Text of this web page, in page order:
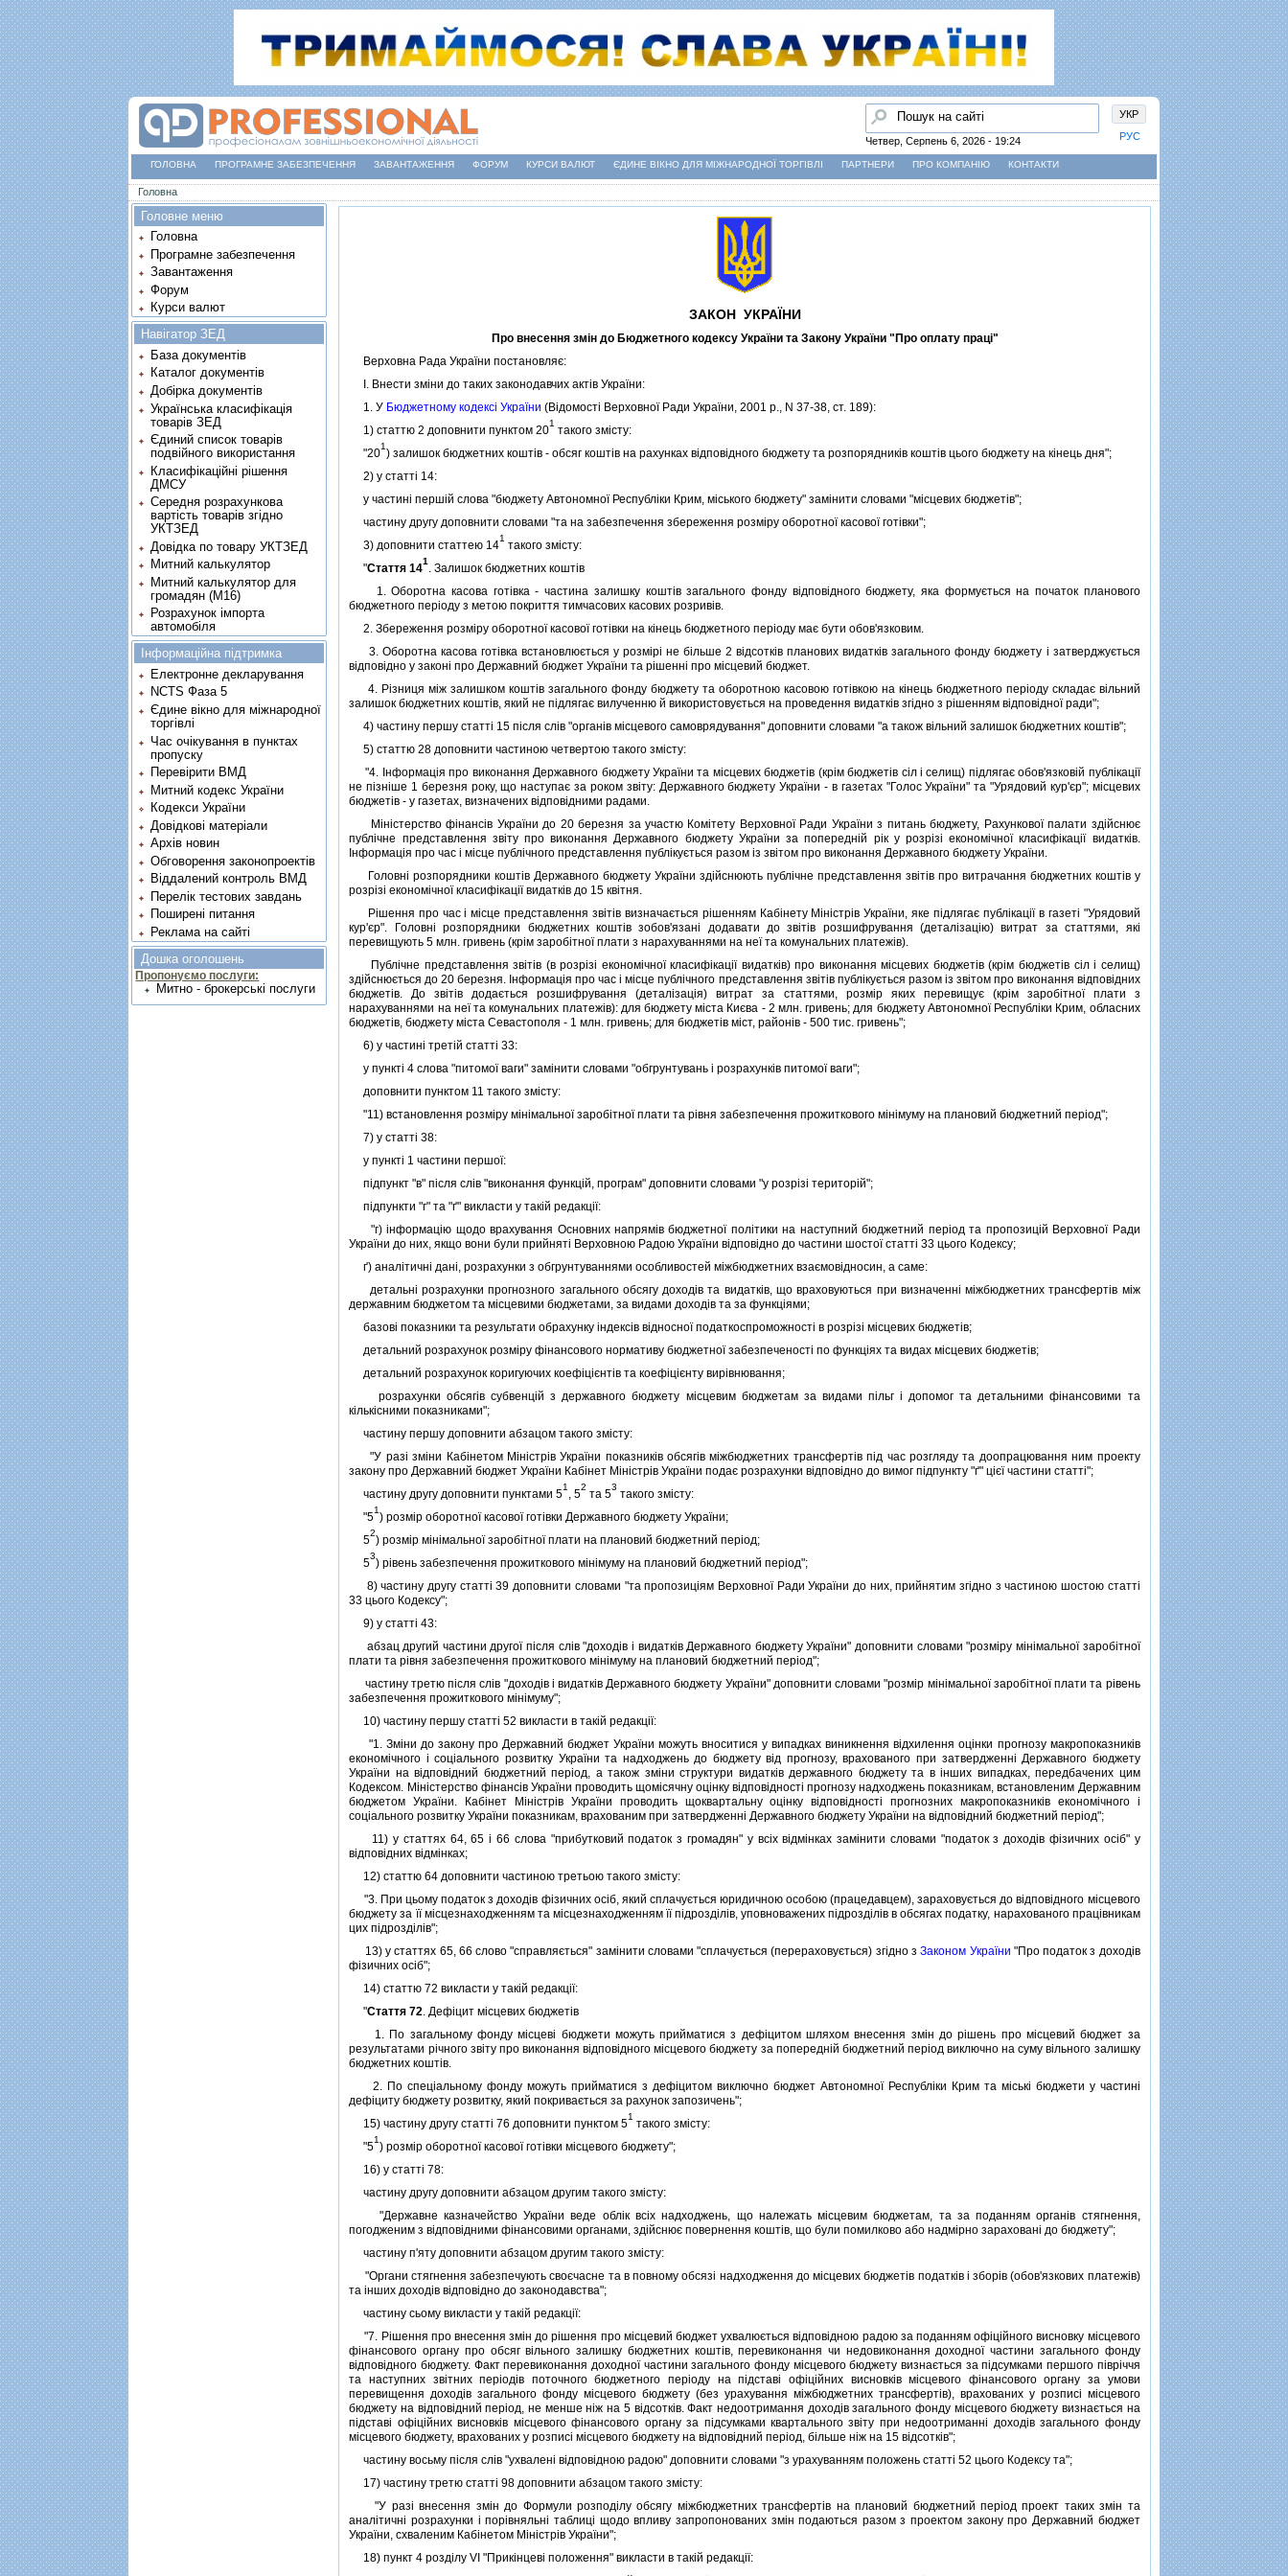
УКР
РУС
Пошук
Четвер, Серпень 6, 2026 - 19:24
ГОЛОВНА ПРОГРАМНЕ ЗАБЕЗПЕЧЕННЯ ЗАВАНТАЖЕННЯ ФОРУМ КУРСИ ВАЛЮТ ЄДИНЕ ВІКНО ДЛЯ МІЖНАРОДНОЇ ТОРГІВЛІ ПАРТНЕРИ ПРО КОМПАНІЮ КОНТАКТИ
Ви є тут
Головна
ЗАКОН УКРАЇНИ
Про внесення змiн до Бюджетного кодексу України та Закону України "Про оплату працi"
Верховна Рада України постановляє:
I. Внести змiни до таких законодавчих актiв України:
1. У Бюджетному кодексi України (Вiдомостi Верховної Ради України, 2001 р., N 37-38, ст. 189):
1) статтю 2 доповнити пунктом 20
1
такого змiсту:
"20
1
) залишок бюджетних коштiв - обсяг коштiв на рахунках вiдповiдного бюджету та розпорядникiв коштiв цього бюджету на кiнець дня";
2) у статтi 14:
у частинi першiй слова "бюджету Автономної Республiки Крим, мiського бюджету" замiнити словами "мiсцевих бюджетiв";
частину другу доповнити словами "та на забезпечення збереження розмiру оборотної касової готiвки";
3) доповнити статтею 14
1
такого змiсту:
"Стаття 14
1
. Залишок бюджетних коштiв
1. Оборотна касова готiвка - частина залишку коштiв загального фонду вiдповiдного бюджету, яка формується на початок планового
бюджетного перiоду з метою покриття тимчасових касових розривiв.
2. Збереження розмiру оборотної касової готiвки на кiнець бюджетного перiоду має бути обов'язковим.
3. Оборотна касова готiвка встановлюється у розмiрi не бiльше 2 вiдсоткiв планових видаткiв загального фонду бюджету i затверджується
вiдповiдно у законi про Державний бюджет України та рiшеннi про мiсцевий бюджет.
4. Рiзниця мiж залишком коштiв загального фонду бюджету та оборотною касовою готiвкою на кiнець бюджетного перiоду складає вiльний
залишок бюджетних коштiв, який не пiдлягає вилученню й використовується на проведення видаткiв згiдно з рiшенням вiдповiдної ради";
4) частину першу статтi 15 пiсля слiв "органiв мiсцевого самоврядування" доповнити словами "а також вiльний залишок бюджетних коштiв";
5) статтю 28 доповнити частиною четвертою такого змiсту:
"4. Iнформацiя про виконання Державного бюджету України та мiсцевих бюджетiв (крiм бюджетiв сiл i селищ) пiдлягає обов'язковiй публiкацiї
не пiзнiше 1 березня року, що наступає за роком звiту: Державного бюджету України - в газетах "Голос України" та "Урядовий кур'єр"; мiсцевих
бюджетiв - у газетах, визначених вiдповiдними радами.
Мiнiстерство фiнансiв України до 20 березня за участю Комiтету Верховної Ради України з питань бюджету, Рахункової палати здiйснює
публiчне представлення звiту про виконання Державного бюджету України за попереднiй рiк у розрiзi економiчної класифiкацiї видаткiв.
Iнформацiя про час i мiсце публiчного представлення публiкується разом iз звiтом про виконання Державного бюджету України.
Головнi розпорядники коштiв Державного бюджету України здiйснюють публiчне представлення звiтiв про витрачання бюджетних коштiв у
розрiзi економiчної класифiкацiї видаткiв до 15 квiтня.
Рiшення про час i мiсце представлення звiтiв визначається рiшенням Кабiнету Мiнiстрiв України, яке пiдлягає публiкацiї в газетi "Урядовий
кур'єр". Головнi розпорядники бюджетних коштiв зобов'язанi додавати до звiтiв розшифрування (деталiзацiю) витрат за статтями, якi
перевищують 5 млн. гривень (крiм заробiтної плати з нарахуваннями на неї та комунальних платежiв).
Публiчне представлення звiтiв (в розрiзi економiчної класифiкацiї видаткiв) про виконання мiсцевих бюджетiв (крiм бюджетiв сiл i селищ)
здiйснюється до 20 березня. Iнформацiя про час i мiсце публiчного представлення звiтiв публiкується разом iз звiтом про виконання вiдповiдних
бюджетiв. До звiтiв додається розшифрування (деталiзацiя) витрат за статтями, розмiр яких перевищує (крiм заробiтної плати з
нарахуваннями на неї та комунальних платежiв): для бюджету мiста Києва - 2 млн. гривень; для бюджету Автономної Республiки Крим, обласних
бюджетiв, бюджету мiста Севастополя - 1 млн. гривень; для бюджетiв мiст, районiв - 500 тис. гривень";
6) у частинi третiй статтi 33:
у пунктi 4 слова "питомої ваги" замiнити словами "обгрунтувань i розрахункiв питомої ваги";
доповнити пунктом 11 такого змiсту:
"11) встановлення розмiру мiнiмальної заробiтної плати та рiвня забезпечення прожиткового мiнiмуму на плановий бюджетний перiод";
7) у статтi 38:
у пунктi 1 частини першої:
пiдпункт "в" пiсля слiв "виконання функцiй, програм" доповнити словами "у розрiзi територiй";
пiдпункти "г" та "ґ" викласти у такiй редакцiї:
"г) iнформацiю щодо врахування Основних напрямiв бюджетної полiтики на наступний бюджетний перiод та пропозицiй Верховної Ради
України до них, якщо вони були прийнятi Верховною Радою України вiдповiдно до частини шостої статтi 33 цього Кодексу;
ґ) аналiтичнi данi, розрахунки з обгрунтуваннями особливостей мiжбюджетних взаємовiдносин, а саме:
детальнi розрахунки прогнозного загального обсягу доходiв та видаткiв, що враховуються при визначеннi мiжбюджетних трансфертiв мiж
державним бюджетом та мiсцевими бюджетами, за видами доходiв та за функцiями;
базовi показники та результати обрахунку iндексiв вiдносної податкоспроможностi в розрiзi мiсцевих бюджетiв;
детальний розрахунок розмiру фiнансового нормативу бюджетної забезпеченостi по функцiях та видах мiсцевих бюджетiв;
детальний розрахунок коригуючих коефiцiєнтiв та коефiцiєнту вирiвнювання;
розрахунки обсягiв субвенцiй з державного бюджету мiсцевим бюджетам за видами пiльг i допомог та детальними фiнансовими та
кiлькiсними показниками";
частину першу доповнити абзацом такого змiсту:
"У разi змiни Кабiнетом Мiнiстрiв України показникiв обсягiв мiжбюджетних трансфертiв пiд час розгляду та доопрацювання ним проекту
закону про Державний бюджет України Кабiнет Мiнiстрiв України подає розрахунки вiдповiдно до вимог пiдпункту "ґ" цiєї частини статтi";
частину другу доповнити пунктами 5
1
, 5
2
та 5
3
такого змiсту:
"5
1
) розмiр оборотної касової готiвки Державного бюджету України;
5
2
) розмiр мiнiмальної заробiтної плати на плановий бюджетний перiод;
5
3
) рiвень забезпечення прожиткового мiнiмуму на плановий бюджетний перiод";
8) частину другу статтi 39 доповнити словами "та пропозицiям Верховної Ради України до них, прийнятим згiдно з частиною шостою статтi
33 цього Кодексу";
9) у статтi 43:
абзац другий частини другої пiсля слiв "доходiв i видаткiв Державного бюджету України" доповнити словами "розмiру мiнiмальної заробiтної
плати та рiвня забезпечення прожиткового мiнiмуму на плановий бюджетний перiод";
частину третю пiсля слiв "доходiв i видаткiв Державного бюджету України" доповнити словами "розмiр мiнiмальної заробiтної плати та рiвень
забезпечення прожиткового мiнiмуму";
10) частину першу статтi 52 викласти в такiй редакцiї:
"1. Змiни до закону про Державний бюджет України можуть вноситися у випадках виникнення вiдхилення оцiнки прогнозу макропоказникiв
економiчного i соцiального розвитку України та надходжень до бюджету вiд прогнозу, врахованого при затвердженнi Державного бюджету
України на вiдповiдний бюджетний перiод, а також змiни структури видаткiв державного бюджету та в iнших випадках, передбачених цим
Кодексом. Мiнiстерство фiнансiв України проводить щомiсячну оцiнку вiдповiдностi прогнозу надходжень показникам, встановленим Державним
бюджетом України. Кабiнет Мiнiстрiв України проводить щоквартальну оцiнку вiдповiдностi прогнозних макропоказникiв економiчного i
соцiального розвитку України показникам, врахованим при затвердженнi Державного бюджету України на вiдповiдний бюджетний перiод";
11) у статтях 64, 65 i 66 слова "прибутковий податок з громадян" у всiх вiдмiнках замiнити словами "податок з доходiв фiзичних осiб" у
вiдповiдних вiдмiнках;
12) статтю 64 доповнити частиною третьою такого змiсту:
"3. При цьому податок з доходiв фiзичних осiб, який сплачується юридичною особою (працедавцем), зараховується до вiдповiдного мiсцевого
бюджету за її мiсцезнаходженням та мiсцезнаходженням її пiдроздiлiв, уповноважених пiдроздiлiв в обсягах податку, нарахованого працiвникам
цих пiдроздiлiв";
13) у статтях 65, 66 слово "справляється" замiнити словами "сплачується (перераховується) згiдно зЗаконом України "Про податок з доходiв
фiзичних осiб";
14) статтю 72 викласти у такiй редакцiї:
"Стаття 72 . Дефiцит мiсцевих бюджетiв
1. По загальному фонду мiсцевi бюджети можуть прийматися з дефiцитом шляхом внесення змiн до рiшень про мiсцевий бюджет за
результатами рiчного звiту про виконання вiдповiдного мiсцевого бюджету за попереднiй бюджетний перiод виключно на суму вiльного залишку
бюджетних коштiв.
2. По спецiальному фонду можуть прийматися з дефiцитом виключно бюджет Автономної Республiки Крим та мiськi бюджети у частинi
дефiциту бюджету розвитку, який покривається за рахунок запозичень";
15) частину другу статтi 76 доповнити пунктом 5
1
такого змiсту:
"5
1
) розмiр оборотної касової готiвки мiсцевого бюджету";
16) у статтi 78:
частину другу доповнити абзацом другим такого змiсту:
"Державне казначейство України веде облiк всiх надходжень, що належать мiсцевим бюджетам, та за поданням органiв стягнення,
погодженим з вiдповiдними фiнансовими органами, здiйснює повернення коштiв, що були помилково або надмiрно зарахованi до бюджету";
частину п'яту доповнити абзацом другим такого змiсту:
"Органи стягнення забезпечують своєчасне та в повному обсязi надходження до мiсцевих бюджетiв податкiв i зборiв (обов'язкових платежiв)
та iнших доходiв вiдповiдно до законодавства";
частину сьому викласти у такiй редакцiї:
"7. Рiшення про внесення змiн до рiшення про мiсцевий бюджет ухвалюється вiдповiдною радою за поданням офiцiйного висновку мiсцевого
фiнансового органу про обсяг вiльного залишку бюджетних коштiв, перевиконання чи недовиконання доходної частини загального фонду
вiдповiдного бюджету. Факт перевиконання доходної частини загального фонду мiсцевого бюджету визнається за пiдсумками першого пiврiччя
та наступних звiтних перiодiв поточного бюджетного перiоду на пiдставi офiцiйних висновкiв мiсцевого фiнансового органу за умови
перевищення доходiв загального фонду мiсцевого бюджету (без урахування мiжбюджетних трансфертiв), врахованих у розписi мiсцевого
бюджету на вiдповiдний перiод, не менше нiж на 5 вiдсоткiв. Факт недоотримання доходiв загального фонду мiсцевого бюджету визнається на
пiдставi офiцiйних висновкiв мiсцевого фiнансового органу за пiдсумками квартального звiту при недоотриманнi доходiв загального фонду
мiсцевого бюджету, врахованих у розписi мiсцевого бюджету на вiдповiдний перiод, бiльше нiж на 15 вiдсоткiв";
частину восьму пiсля слiв "ухваленi вiдповiдною радою" доповнити словами "з урахуванням положень статтi 52 цього Кодексу та";
17) частину третю статтi 98 доповнити абзацом такого змiсту:
"У разi внесення змiн до Формули розподiлу обсягу мiжбюджетних трансфертiв на плановий бюджетний перiод проект таких змiн та
аналiтичнi розрахунки i порiвняльнi таблицi щодо впливу запропонованих змiн подаються разом з проектом закону про Державний бюджет
України, схваленим Кабiнетом Мiнiстрiв України";
18) пункт 4 роздiлу VI "Прикiнцевi положення" викласти в такiй редакцiї:
Головне меню
Головна
Програмне забезпечення
Завантаження
Форум
Курси валют
Навігатор ЗЕД
База документів
Каталог документів
Добірка документів
Українська класифікація
товарів ЗЕД
Єдиний список товарів
подвійного використання
Класифікаційні рішення
ДМСУ
Середня розрахункова
вартість товарів згідно
УКТЗЕД
Довідка по товару УКТЗЕД
Митний калькулятор
Митний калькулятор для
громадян (М16)
Розрахунок імпорта
автомобіля
Інформаційна підтримка
Електронне декларування
NCTS Фаза 5
Єдине вікно для міжнародної
торгівлі
Час очікування в пунктах
пропуску
Перевірити ВМД
Митний кодекс України
Кодекси України
Довідкові матеріали
Архів новин
Обговорення законопроектів
Віддалений контроль ВМД
Перелік тестових завдань
Поширені питання
Реклама на сайті
Дошка оголошень
Пропонуємо послуги:
Митно - брокерські послуги